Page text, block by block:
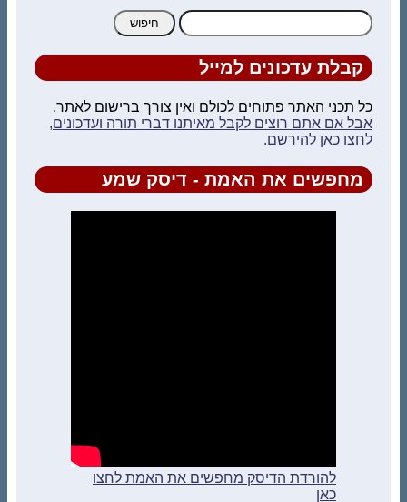
חיפוש:
קבלת עדכונים למייל
כל תכני האתר פתוחים לכולם ואין צורך ברישום לאתר.
אבל אם אתם רוצים לקבל מאיתנו דברי תורה ועדכונים,
לחצו כאן להירשם.
מחפשים את האמת - דיסק שמע
להורדת הדיסק מחפשים את האמת לחצו
כאן